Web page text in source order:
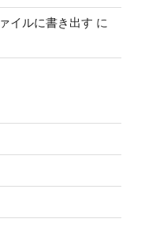
イルに書き出す に